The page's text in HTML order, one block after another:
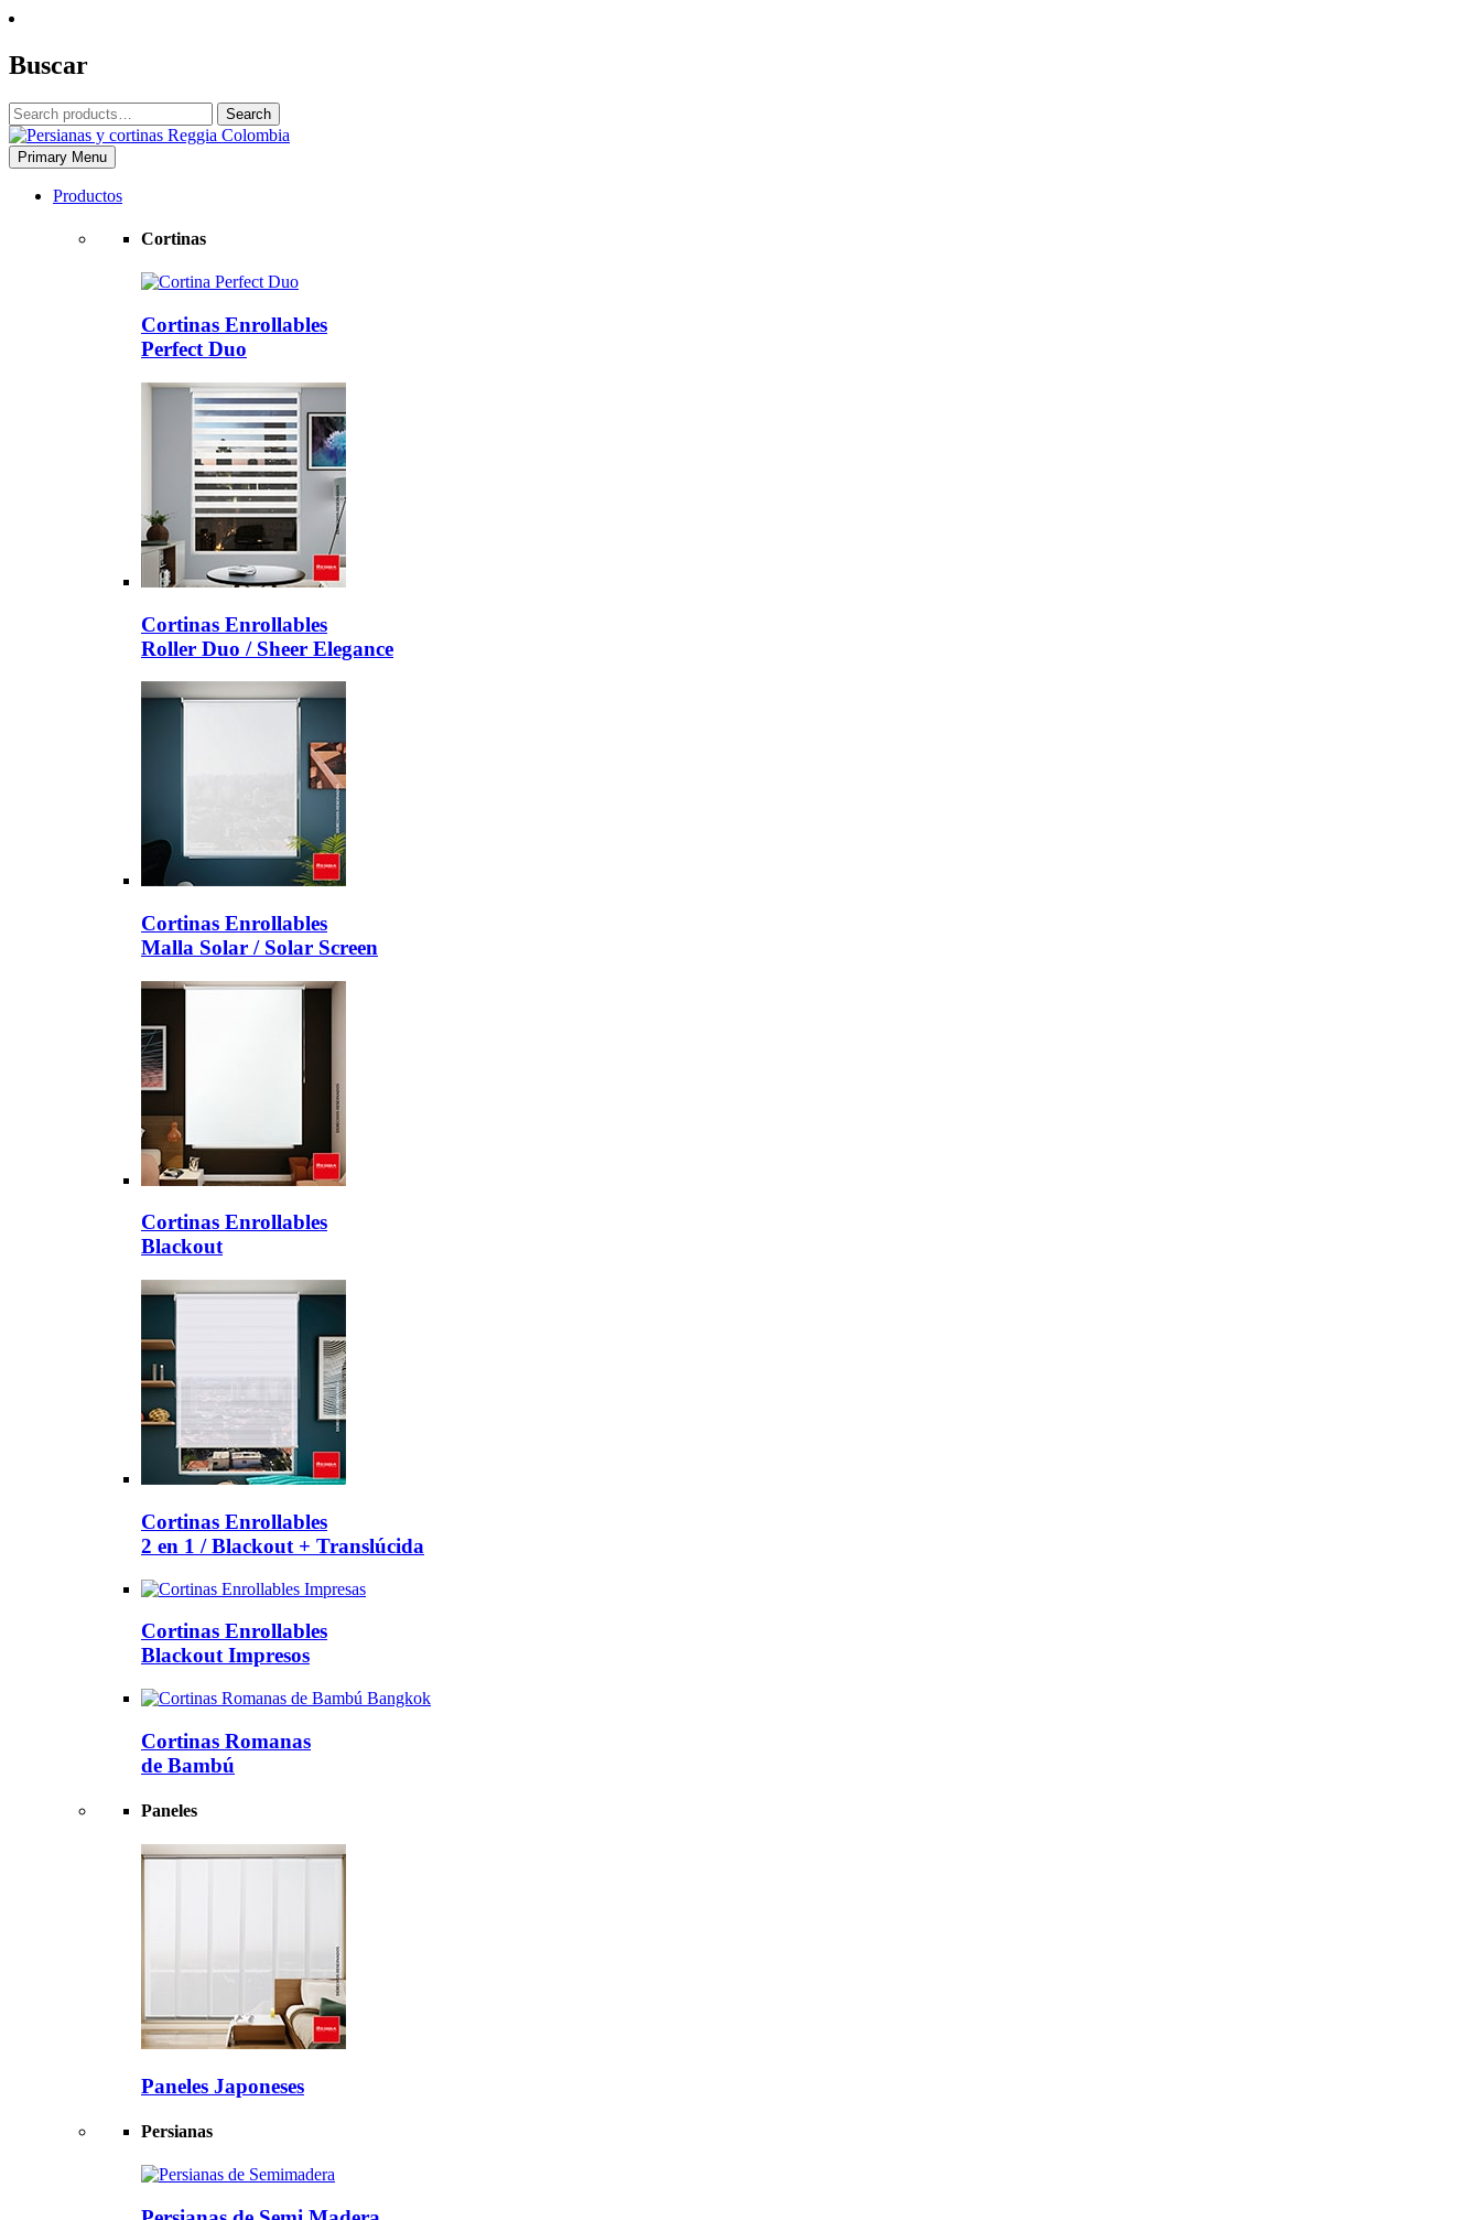
Skip
content
Buscar
Search
for:
Search
Reggia Colombia
Reggia Colombia
Primary Menu
Productos
Cortinas
Cortinas Enrollables
Perfect Duo
Cortinas Enrollables
Roller Duo / Sheer Elegance
Cortinas Enrollables
Malla Solar / Solar Screen
Cortinas Enrollables
Blackout
Cortinas Enrollables
2 en 1 / Blackout + Translúcida
Cortinas Enrollables
Blackout Impresos
Cortinas Romanas
de Bambú
Paneles
Paneles Japoneses
Persianas